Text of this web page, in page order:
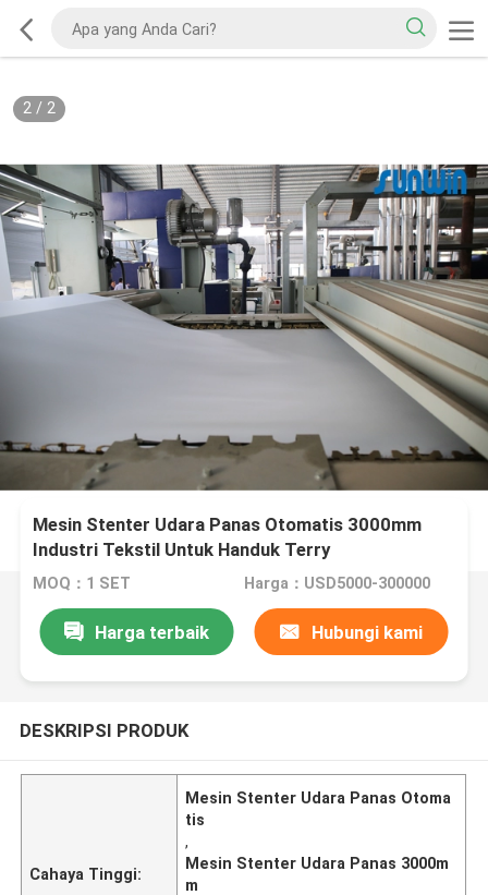
2/ 2
Mesin Stenter Udara Panas Otomatis 3000mm
Industri Tekstil Untuk Handuk Terry
MOQ：1 SET Harga：USD5000-300000
Harga terbaik Hubungi kami
DESKRIPSI PRODUK
Cahaya Tinggi:
Mesin Stenter Udara Panas Otoma
tis
,
Mesin Stenter Udara Panas 3000m
m